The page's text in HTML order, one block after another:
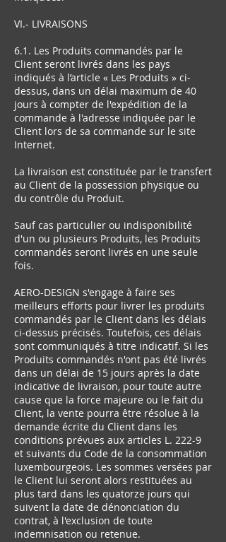
VI.- LIVRAISONS
6.1. Les Produits commandés par le
Client seront livrés dans les pays
indiqués à l’article « Les Produits » ci-
dessus, dans un délai maximum de 40
jours à compter de l'expédition de la
commande à l'adresse indiquée par le
Client lors de sa commande sur le site
Internet.
La livraison est constituée par le transfert
au Client de la possession physique ou
du contrôle du Produit.
Sauf cas particulier ou indisponibilité
d'un ou plusieurs Produits, les Produits
commandés seront livrés en une seule
fois.
AERO-DESIGN s'engage à faire ses
meilleurs efforts pour livrer les produits
commandés par le Client dans les délais
ci-dessus précisés. Toutefois, ces délais
sont communiqués à titre indicatif. Si les
Produits commandés n'ont pas été livrés
dans un délai de 15 jours après la date
indicative de livraison, pour toute autre
cause que la force majeure ou le fait du
Client, la vente pourra être résolue à la
demande écrite du Client dans les
conditions prévues aux articles L. 222-9
et suivants du Code de la consommation
luxembourgeois. Les sommes versées par
le Client lui seront alors restituées au
plus tard dans les quatorze jours qui
suivent la date de dénonciation du
contrat, à l'exclusion de toute
indemnisation ou retenue.